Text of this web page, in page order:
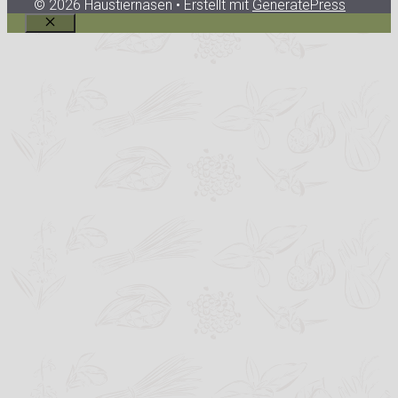
© 2026 Haustiernasen • Erstellt mit GeneratePress
Schließen